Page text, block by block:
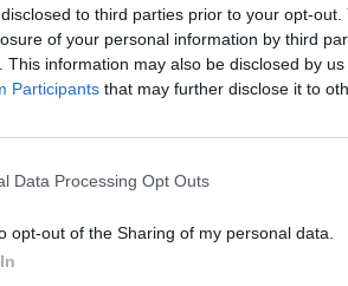
to third parties prior to your opt-
of your personal information by third
This information may also be disclosed by
Participants that may further disclose it to
Data Processing Opt Outs
opt-out of the Sharing of my personal data.